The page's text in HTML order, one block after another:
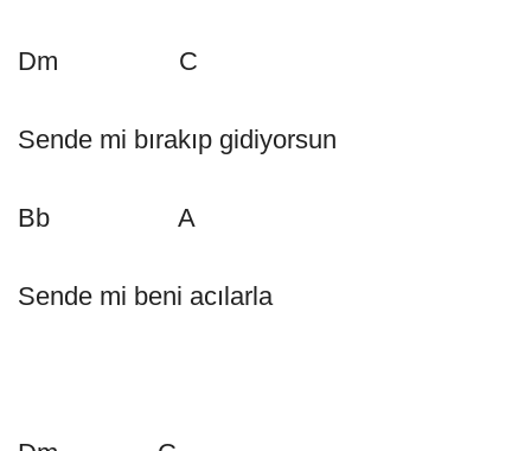
Dm C
Sende mi bırakıp gidiyorsun
Bb A
Sende mi beni acılarla